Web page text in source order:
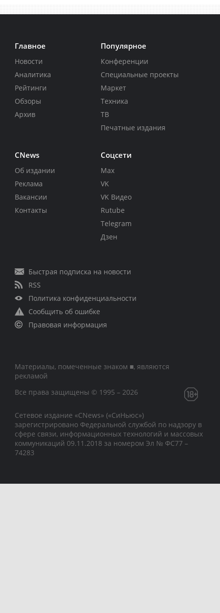
Главное
Новости
Аналитика
Рейтинги
Обзоры
Архив
Популярное
Конференции
Специальные проекты
Маркет
Техника
ТВ
Печатные издания
CNews
Об издании
Реклама
Вакансии
Контакты
Соцсети
Max
VK
VK Видео
Rutube
Telegram
Дзен
Быстрая подписка на новости
RSS
Политика конфиденциальности
Сообщить об ошибке
Правовая информация
Материалы, помеченные знаком ■, являются
рекламой
Все права защищены © 1995 – 2026
Сетевое издание «CNews» («СиНьюс»)
зарегистрировано Федеральной службой по надзору в
сфере связи, информационных технологий и массовых
коммуникаций 09.11.2018 за номером Эл № ФС77 –
74283